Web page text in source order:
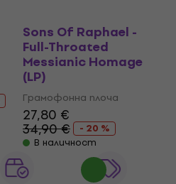
Sons Of Raphael -
Full-Throated
Messianic Homage
(LP)
Грамофонна плоча
27,80 €
34,90 €
- 20 %
В наличност